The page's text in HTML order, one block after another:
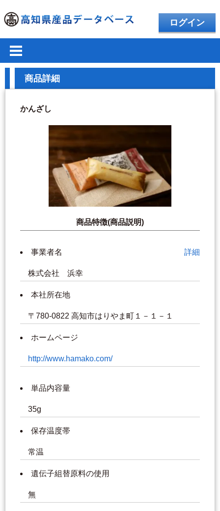
ログイン
商品詳細
かんざし
商品特徴(商品説明)
事業者名 詳細
株式会社 浜幸
本社所在地
〒780-0822 高知市はりやま町１－１－１
ホームページ
http://www.hamako.com/
単品内容量
35g
保存温度帯
常温
遺伝子組替原料の使用
無